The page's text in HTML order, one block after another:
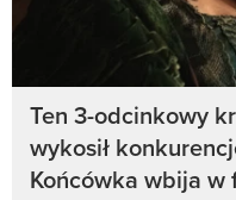
Ten 3-odcinkowy
wykosił
Końcówka wbija w